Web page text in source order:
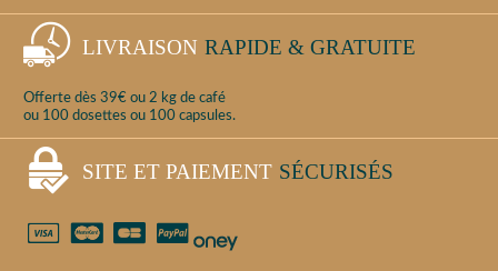
LIVRAISON RAPIDE & GRATUITE
Offerte dès 39€ ou 2 kg de café
ou 100 dosettes ou 100 capsules.
SITE ET PAIEMENT SÉCURISÉS